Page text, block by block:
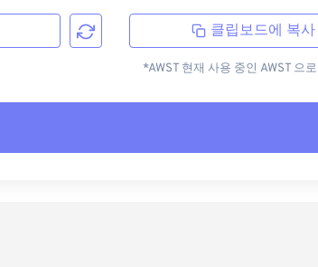
클립보드에 복사
*AWST 현재 사용 중인 AWST 으